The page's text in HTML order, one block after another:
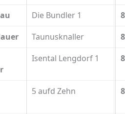
Die Bundler 1
Taunusknaller
Isental Lengdorf 1
5 aufd Zehn